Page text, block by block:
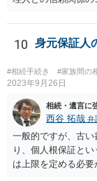
士が主張書面の提
益がないと考えて
います。単に面倒臭
れば、当該弁護士と
出することを検討
10 身元保証人
#相続手続き #家族間の
2023年9月26日
相続・遺言に
西谷 拓哉 弁
一般的ですが、古い
り、個人根保証と
は上限を定める必